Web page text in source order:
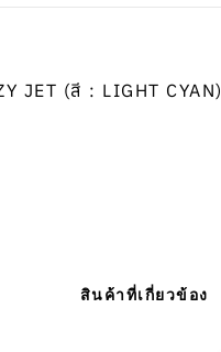
JET (สี : LIGHT CYAN)
สินค้าที่เกี่ยวข้อง